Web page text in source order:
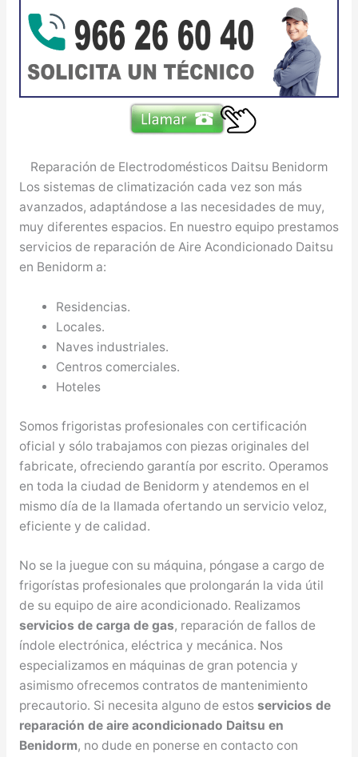
Reparación de Electrodomésticos Daitsu Benidorm
Los sistemas de climatización cada vez son más
avanzados, adaptándose a las necesidades de muy,
muy diferentes espacios. En nuestro equipo prestamos
servicios de reparación de Aire Acondicionado Daitsu
en Benidorm a:
Residencias.
Locales.
Naves industriales.
Centros comerciales.
Hoteles
Somos frigoristas profesionales con certificación
oficial y sólo trabajamos con piezas originales del
fabricate, ofreciendo garantía por escrito. Operamos
en toda la ciudad de Benidorm y atendemos en el
mismo día de la llamada ofertando un servicio veloz,
eficiente y de calidad.
No se la juegue con su máquina, póngase a cargo de
frigorístas profesionales que prolongarán la vida útil
de su equipo de aire acondicionado. Realizamos
servicios de carga de gas, reparación de fallos de
índole electrónica, eléctrica y mecánica. Nos
especializamos en máquinas de gran potencia y
asimismo ofrecemos contratos de mantenimiento
precautorio. Si necesita alguno de estos servicios de
reparación de aire acondicionado Daitsu en
Benidorm, no dude en ponerse en contacto con